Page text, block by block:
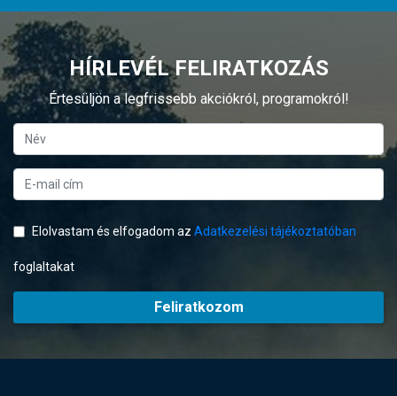
HÍRLEVÉL FELIRATKOZÁS
Értesüljön a legfrissebb akciókról, programokról!
Elolvastam és elfogadom az Adatkezelési tájékoztatóban
foglaltakat
Feliratkozom